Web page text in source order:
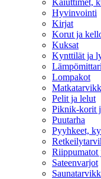
Kaiuttimet,
Hyvinvointi
Kirjat
Korut ja
Kuksat
Kynttilät ja
Lompakot
Pelit ja lelut
Piknik-korit
Puutarha
Pyyhkeet,
Riippumatot
Sateenvarjot